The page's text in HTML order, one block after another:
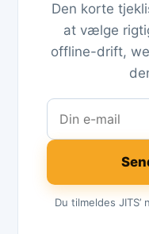
Den korte
at vælge
offline-drift,
Du tilmeldes